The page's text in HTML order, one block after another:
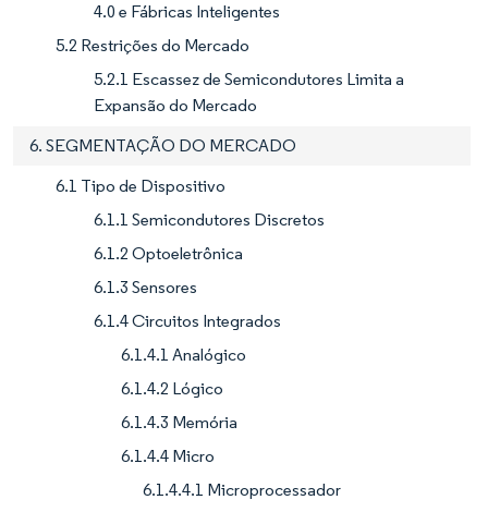
4.0 e Fábricas Inteligentes
5.2 Restrições do Mercado
5.2.1 Escassez de Semicondutores Limita a
Expansão do Mercado
6. SEGMENTAÇÃO DO MERCADO
6.1 Tipo de Dispositivo
6.1.1 Semicondutores Discretos
6.1.2 Optoeletrônica
6.1.3 Sensores
6.1.4 Circuitos Integrados
6.1.4.1 Analógico
6.1.4.2 Lógico
6.1.4.3 Memória
6.1.4.4 Micro
6.1.4.4.1 Microprocessador